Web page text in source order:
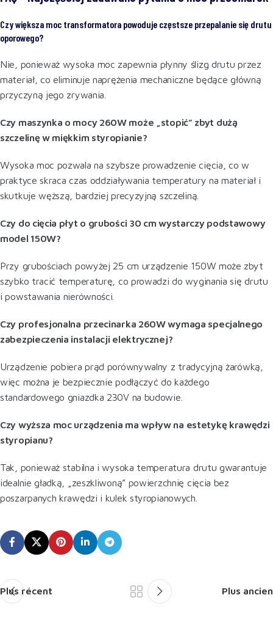
Czy większa moc transformatora powoduje częstsze przepalanie się drutu
oporowego?
Nie, ponieważ wysoka moc zapewnia płynny ślizg drutu przez
materiał, co eliminuje naprężenia mechaniczne będące główną
przyczyną jego zrywania.
Czy maszynka o mocy 260W może „stopić” zbyt dużą
szczelinę w miękkim styropianie?
Wysoka moc pozwala na szybsze prowadzenie cięcia, co w
praktyce skraca czas oddziaływania temperatury na materiał i
skutkuje węższą, bardziej precyzyjną szczeliną.
Czy do cięcia płyt o grubości 30 cm wystarczy podstawowy
model 150W?
Przy grubościach powyżej 25 cm urządzenie 150W może zbyt
szybko tracić temperaturę, co prowadzi do wyginania się drutu
i powstawania nierówności.
Czy profesjonalna przecinarka 260W wymaga specjalnego
zabezpieczenia instalacji elektrycznej?
Urządzenie pobiera prąd porównywalny z tradycyjną żarówką,
więc można je bezpiecznie podłączyć do każdego
standardowego gniazdka 230V na budowie.
Czy wyższa moc urządzenia ma wpływ na estetykę krawędzi
styropianu?
Tak, ponieważ stabilna i wysoka temperatura drutu gwarantuje
idealnie gładką, „zeszkliwoną” powierzchnię cięcia bez
poszarpanych krawędzi i kulek styropianowych.
Plus récent Plus ancien